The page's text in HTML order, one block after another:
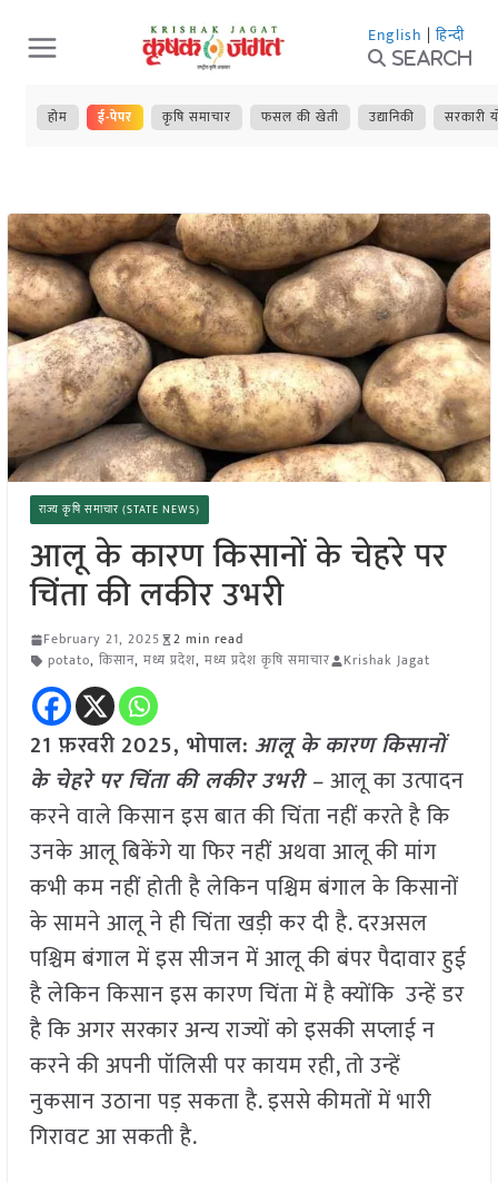
Skip
to
content
English | हिन्दी
Search
होम ई-पेपर कृषि समाचार फसल की खेती उद्यानिकी सरकारी
राज्य कृषि समाचार (STATE NEWS)
आलू के कारण किसानों के चेहरे पर
चिंता की लकीर उभरी
February 21, 2025
2 min read
potato, किसान, मध्य प्रदेश, मध्य प्रदेश कृषि समाचार Krishak Jagat
21 फ़रवरी2025, भोपाल: आलू के कारण किसानों
के चेहरे पर चिंता की लकीर उभरी –आलू का उत्पादन
करने वाले किसान इस बात की चिंता नहीं करते है कि
उनके आलू बिकेंगे या फिर नहीं अथवा आलू की मांग
कभी कम नहीं होती है लेकिन पश्चिम बंगाल के किसानों
के सामने आलू ने ही चिंता खड़ी कर दी है. दरअसल
पश्चिम बंगाल में इस सीजन में आलू की बंपर पैदावार हुई
है लेकिन किसान इस कारण चिंता में है क्योंकि उन्हें डर
है कि अगर सरकार अन्य राज्यों को इसकी सप्लाई न
करने की अपनी पॉलिसी पर कायम रही, तो उन्हें
नुकसान उठाना पड़ सकता है. इससे कीमतों में भारी
गिरावट आ सकती है.